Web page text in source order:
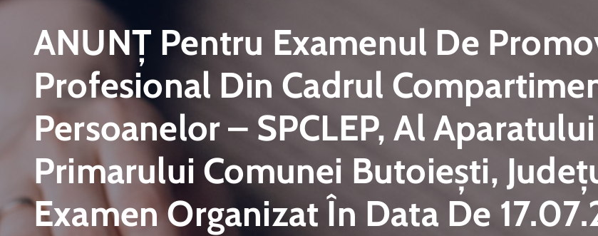
ANUNȚ Pentru Examenul De
Profesional Din Cadrul
Persoanelor – SPCLEP, Al
Primarului Comunei Butoiești,
Examen Organizat În Data De